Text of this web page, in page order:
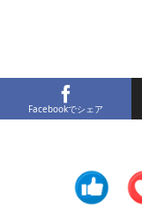
Facebookでシェア